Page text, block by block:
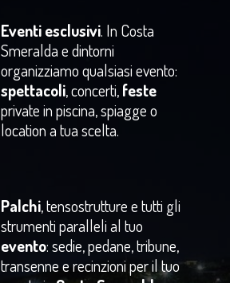
Eventi esclusivi. In Costa
Smeralda e dintorni
organizziamo qualsiasi evento:
spettacoli, concerti,feste
private in piscina, spiagge o
location a tua scelta.
Palchi, tensostrutture e tutti gli
strumenti paralleli al tuo
evento: sedie, pedane, tribune,
transenne e recinzioni per il tuo